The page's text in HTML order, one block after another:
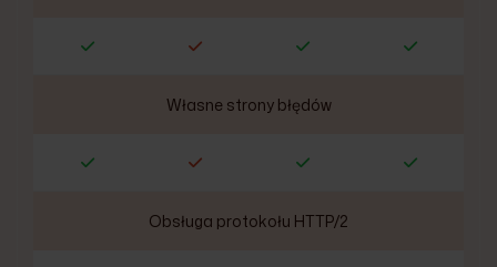
Własne strony błędów
Obsługa protokołu HTTP/2